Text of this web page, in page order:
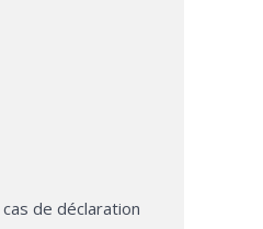
de déclaration